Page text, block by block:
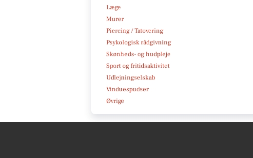
Læge
Murer
Piercing / Tatovering
Psykologisk rådgivning
Skønheds- og hudpleje
Sport og fritidsaktivitet
Udlejningselskab
Vinduespudser
Øvrige